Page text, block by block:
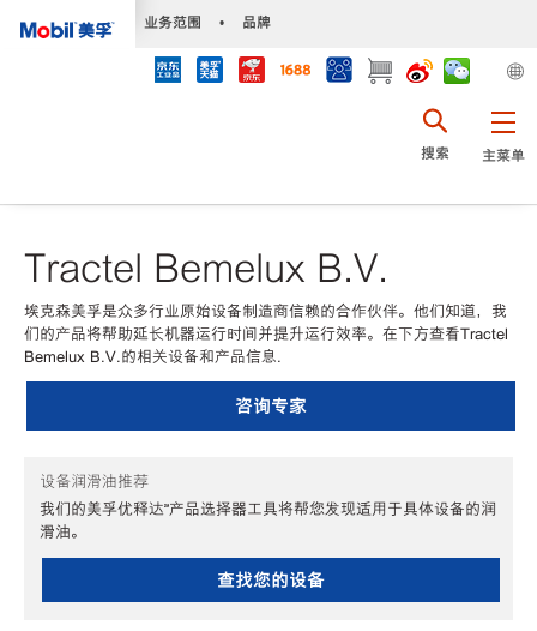
业务范围 • 品牌
主菜单
搜索
Tractel Bemelux B.V.
埃克森美孚是众多行业原始设备制造商信赖的合作伙伴。他们知道，我
们的产品将帮助延长机器运行时间并提升运行效率。在下方查看Tractel
Bemelux B.V.的相关设备和产品信息.
咨询专家
设备润滑油推荐
我们的美孚优释达℠产品选择器工具将帮您发现适用于具体设备的润
滑油。
查找您的设备